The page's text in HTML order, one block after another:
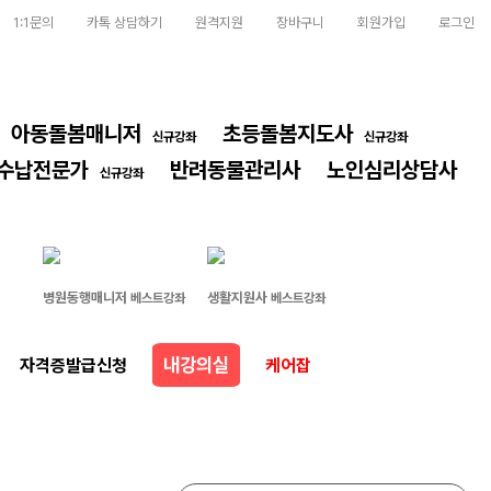
로그인
회원가입
장바구니
원격지원
카톡 상담하기
1:1문의
아동돌봄매니저 신규강좌 초등돌봄지도사 신규강좌
납전문가 신규강좌 반려동물관리사 노인심리상담사
병원동행매니저 베스트강좌 생활지원사 베스트강좌
자격증발급신청 내강의실 케어잡